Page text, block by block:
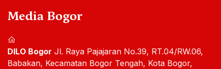
Media Bogor
DILO Bogor Jl. Raya Pajajaran No.39, RT.04/RW.06,
Babakan, Kecamatan Bogor Tengah, Kota Bogor,